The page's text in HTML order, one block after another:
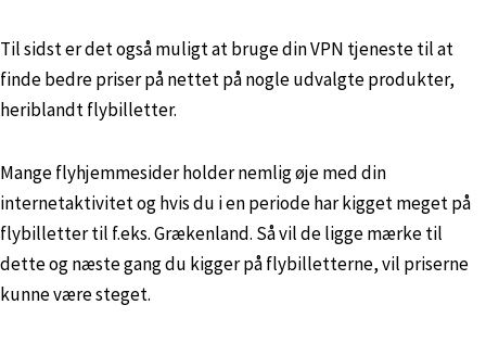
Til sidst er det også muligt at bruge din VPN tjeneste til at
finde bedre priser på nettet på nogle udvalgte produkter,
heriblandt flybilletter.
Mange flyhjemmesider holder nemlig øje med din
internetaktivitet og hvis du i en periode har kigget meget på
flybilletter til f.eks. Grækenland. Så vil de ligge mærke til
dette og næste gang du kigger på flybilletterne, vil priserne
kunne være steget.